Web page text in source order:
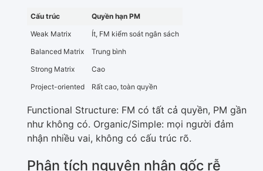
Cấu trúc
Quyền hạn PM
Weak Matrix
Ít, FM kiểm soát ngân sách
Balanced Matrix
Trung bình
Strong Matrix
Cao
Project-oriented
Rất cao, toàn quyền
Functional Structure: FM có tất cả quyền, PM gần
như không có. Organic/Simple: mọi người đảm
nhận nhiều vai, không có cấu trúc rõ.
Phân tích nguyên nhân gốc rễ